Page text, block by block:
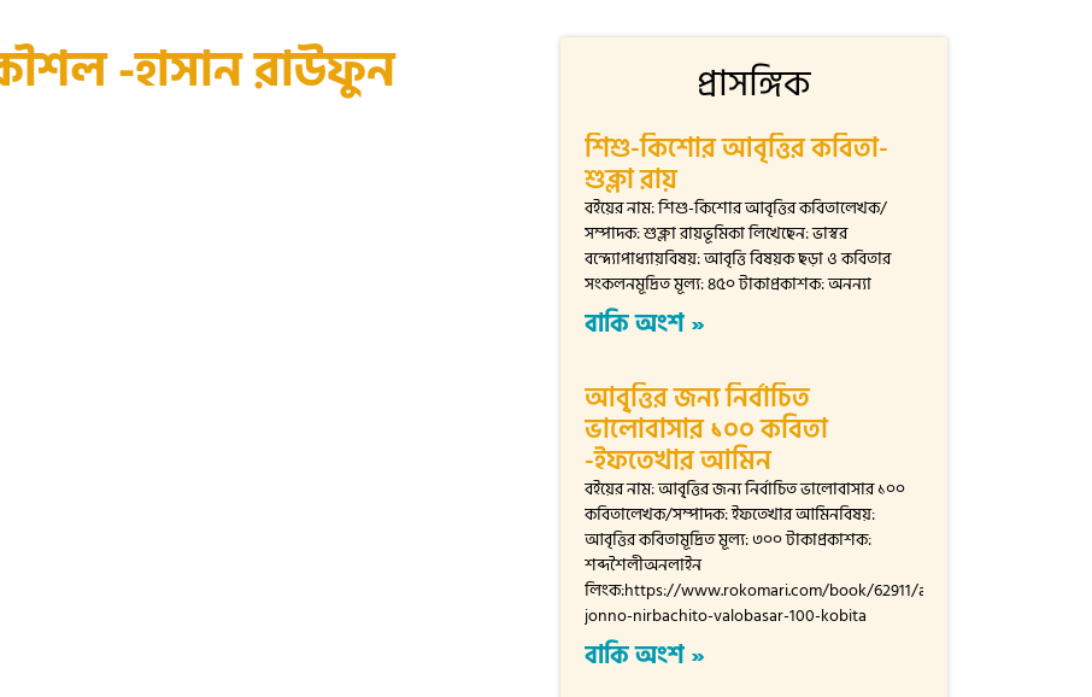
-হাসান রাউফুন প্রাসঙ্গিক
শিশু-কিশোর আবৃত্তির কবিতা-
শুক্লা রায়
বইয়ের নাম: শিশু-কিশোর আবৃত্তির কবিতালেখক/
সম্পাদক: শুক্লা রায়ভূমিকা লিখেছেন: ভাস্বর
বন্দ্যোপাধ্যায়বিষয়: আবৃত্তি বিষয়ক ছড়া ও কবিতার
সংকলনমূদ্রিত মূল্য: ৪৫০ টাকাপ্রকাশক: অনন্যা
বাকি অংশ »
আবৃ্ত্তির জন্য নির্বাচিত
ভালোবাসার ১০০ কবিতা
-ইফতেখার আমিন
বইয়ের নাম: আবৃ্ত্তির জন্য নির্বাচিত ভালোবাসার ১০০
কবিতালেখক/সম্পাদক: ইফতেখার আমিনবিষয়:
আবৃত্তির কবিতামূদ্রিত মূল্য: ৩০০ টাকাপ্রকাশক:
শব্দশৈলীঅনলাইন
লিংক:https://www.rokomari.com/book/62911/abrittir-
jonno-nirbachito-valobasar-100-kobita
বাকি অংশ »